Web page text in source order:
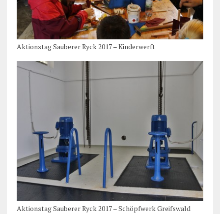
Aktionstag Sauberer Ryck 2017 – Kinderwerft
Aktionstag Sauberer Ryck 2017 – Schöpfwerk Greifswald